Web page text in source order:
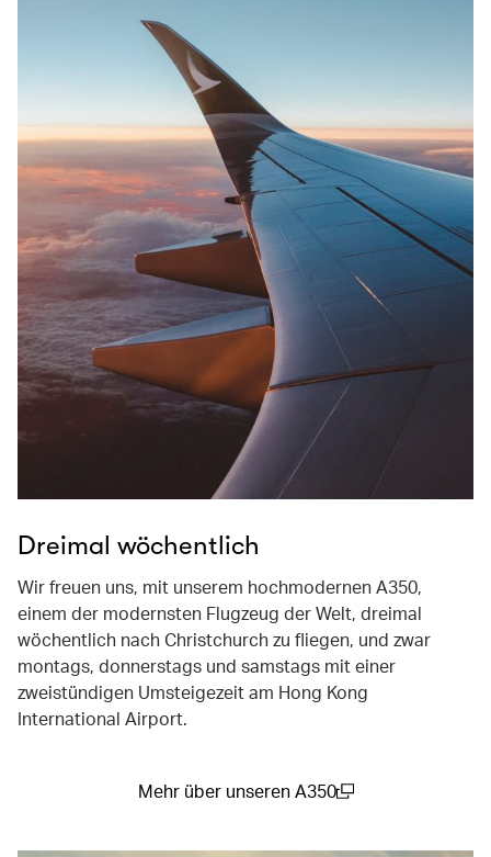
Dreimal wöchentlich
Wir freuen uns, mit unserem hochmodernen A350,
einem der modernsten Flugzeug der Welt, dreimal
wöchentlich nach Christchurch zu fliegen, und zwar
montags, donnerstags und samstags mit einer
zweistündigen Umsteigezeit am Hong Kong
International Airport.
Mehr über unseren A350